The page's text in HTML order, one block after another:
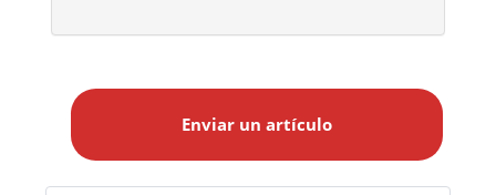
a
Enviar un artículo